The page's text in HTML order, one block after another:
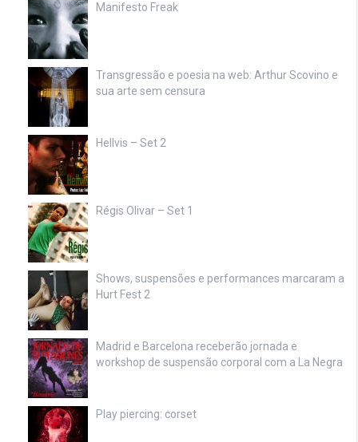
Manifesto Freak
Transgressão e poesia na web: Arthur Scovino e
sua arte sem censura
Hellvis – Set 2
Régis Olivar – Set 1
Shows, suspensões e performances marcaram a
Hurt Fest 2
Madrid e Barcelona receberão jornada e
workshop de suspensão corporal com a La Negra
Play piercing: corset